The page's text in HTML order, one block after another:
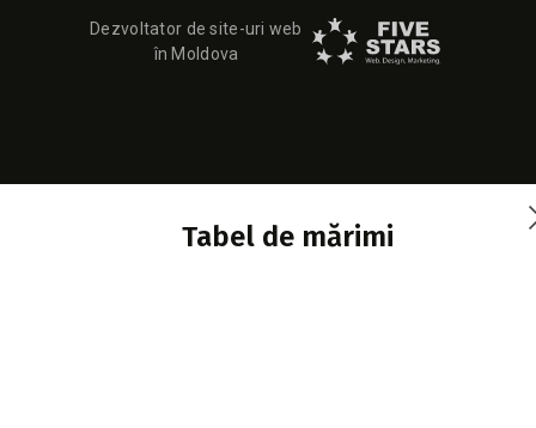
Dezvoltator de site-uri web
în Moldova
Tabel de mărimi